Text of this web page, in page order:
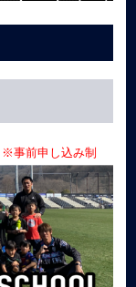
※事前申し込み制